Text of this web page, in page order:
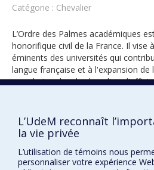
Catégorie : Chevalier
L’Ordre des Palmes académiques
honorifique civil de la France. Il vise
éminents des universités qui
langue française et à l'expansion de
monde (grades de chevalier,
2009
L’UdeM reconnaît
la vie privée
L’utilisation de témoins nous
personnaliser votre expérience